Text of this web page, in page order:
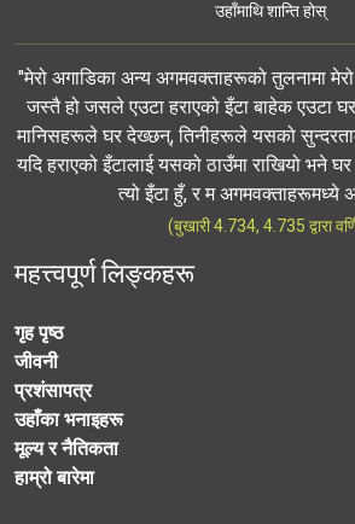
उहाँमाथि शान्ति होस्
"मेरो अगाडिका अन्य अगमवक्ताहरूको तुलनामा
जस्तै हो जसले एउटा हराएको इँटा बाहेक एउटा घर
मानिसहरूले घर देख्छन्, तिनीहरूले यसको
यदि हराएको इँटालाई यसको ठाउँमा राखियो भने
त्यो इँटा हुँ, र म अगमवक्ताहरूमध्ये
(बुखारी 4.734, 4.735 द्वारा
महत्त्वपूर्ण लिङ्कहरू
गृह पृष्ठ
जीवनी
प्रशंसापत्र
उहाँका भनाइहरू
मूल्य र नैतिकता
हाम्रो बारेमा